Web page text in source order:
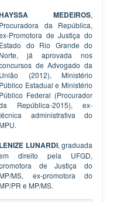
MEDEIROS,
Procuradora da República,
Promotora de Justiça do
Estado do Rio Grande do
Norte, já aprovada nos
de Advogado da
União (2012), Ministério
Público Estadual e Ministério
Público Federal (Procurador
República-2015), ex-
administrativa do
LENIZE LUNARDI, graduada
direito pela UFGD,
de Justiça do
MS, ex-promotora do
PR e MP/MS.